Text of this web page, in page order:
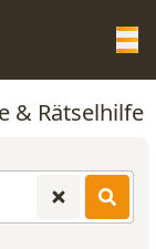
& Rätselhilfe